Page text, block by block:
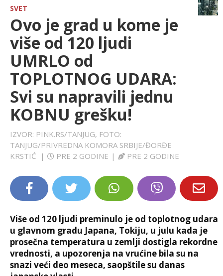
HRONIKA
FARMERI
TV
SPORT
LIFESTYLE
SVET
Ovo je grad u kome je
više od 120 ljudi
UMRLO od
TOPLOTNOG UDARA:
Svi su napravili jednu
KOBNU grešku!
IZVOR: PINK.RS/TANJUG, FOTO:
TANJUG/PRIVREDNA KOMORA SRBIJE/ĐORĐE
KRSTIĆ
| PRE 2 GODINE | PRE 2 GODINE
Više od 120 ljudi preminulo je od toplotnog udara
u glavnom gradu Japana, Tokiju, u julu kada je
prosečna temperatura u zemlji dostigla rekordne
vrednosti, a upozorenja na vrućine bila su na
snazi veći deo meseca, saopštile su danas